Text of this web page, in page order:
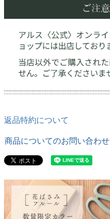
返品特約について
商品についてのお問い合わせ